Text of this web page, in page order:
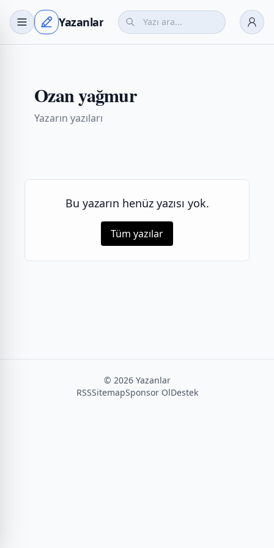
Yazanlar
Ozan yağmur
Yazarın yazıları
Bu yazarın henüz yazısı yok.
Tüm yazılar
© 2026Yazanlar
RSSSitemapSponsor OlDestek